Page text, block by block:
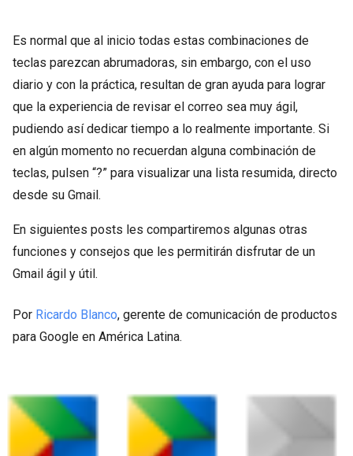
Es normal que al inicio todas estas combinaciones de
teclas parezcan abrumadoras, sin embargo, con el uso
diario y con la práctica, resultan de gran ayuda para lograr
que la experiencia de revisar el correo sea muy ágil,
pudiendo así dedicar tiempo a lo realmente importante. Si
en algún momento no recuerdan alguna combinación de
teclas, pulsen “?” para visualizar una lista resumida, directo
desde su Gmail.
En siguientes posts les compartiremos algunas otras
funciones y consejos que les permitirán disfrutar de un
Gmail ágil y útil.
Por Ricardo Blanco, gerente de comunicación de productos
para Google en América Latina.